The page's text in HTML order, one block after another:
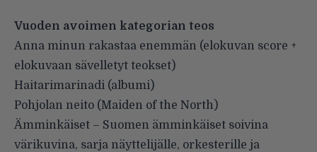
Vuoden avoimen kategorian teos
Anna minun rakastaa enemmän (elokuvan score +
elokuvaan sävelletyt teokset)
Haitarimarinadi (albumi)
Pohjolan neito (Maiden of the North)
Ämminkäiset – Suomen ämminkäiset soivina
värikuvina, sarja näyttelijälle, orkesterille ja